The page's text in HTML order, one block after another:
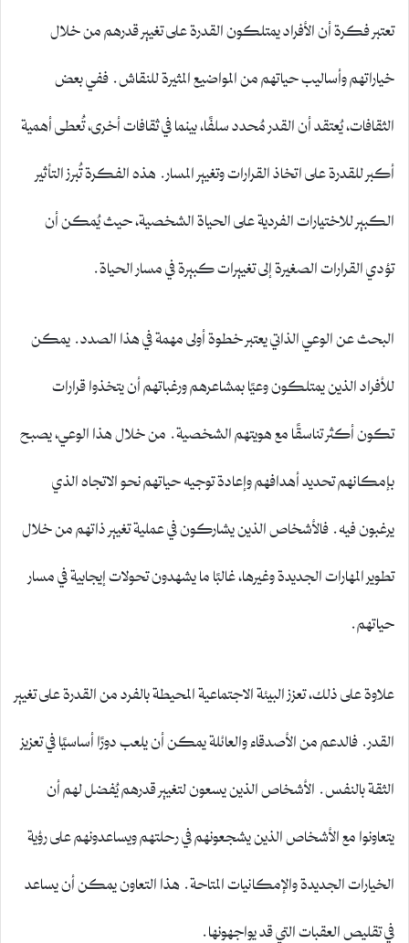
تعتبر فكرة أن الأفراد يمتلكون القدرة على تغيير قدرهم من خلال
خياراتهم وأساليب حياتهم من المواضيع المثيرة للنقاش. ففي بعض
الثقافات، يُعتقد أن القدر مُحدد سلفًا، بينما في ثقافات أخرى، تُعطى أهمية
أكبر للقدرة على اتخاذ القرارات وتغيير المسار. هذه الفكرة تُبرز التأثير
الكبير للاختيارات الفردية على الحياة الشخصية، حيث يُمكن أن
تؤدي القرارات الصغيرة إلى تغييرات كبيرة في مسار الحياة.
البحث عن الوعي الذاتي يعتبر خطوة أولى مهمة في هذا الصدد. يمكن
للأفراد الذين يمتلكون وعيًا بمشاعرهم ورغباتهم أن يتخذوا قرارات
تكون أكثر تناسقًا مع هويتهم الشخصية. من خلال هذا الوعي، يصبح
بإمكانهم تحديد أهدافهم وإعادة توجيه حياتهم نحو الاتجاه الذي
يرغبون فيه. فالأشخاص الذين يشاركون في عملية تغيير ذاتهم من خلال
تطوير المهارات الجديدة وغيرها، غالبًا ما يشهدون تحولات إيجابية في مسار
حياتهم.
علاوة على ذلك، تعزز البيئة الاجتماعية المحيطة بالفرد من القدرة على تغيير
القدر. فالدعم من الأصدقاء والعائلة يمكن أن يلعب دورًا أساسيًا في تعزيز
الثقة بالنفس. الأشخاص الذين يسعون لتغيير قدرهم يُفضل لهم أن
يتعاونوا مع الأشخاص الذين يشجعونهم في رحلتهم ويساعدونهم على رؤية
الخيارات الجديدة والإمكانيات المتاحة. هذا التعاون يمكن أن يساعد
في تقليص العقبات التي قد يواجهونها.